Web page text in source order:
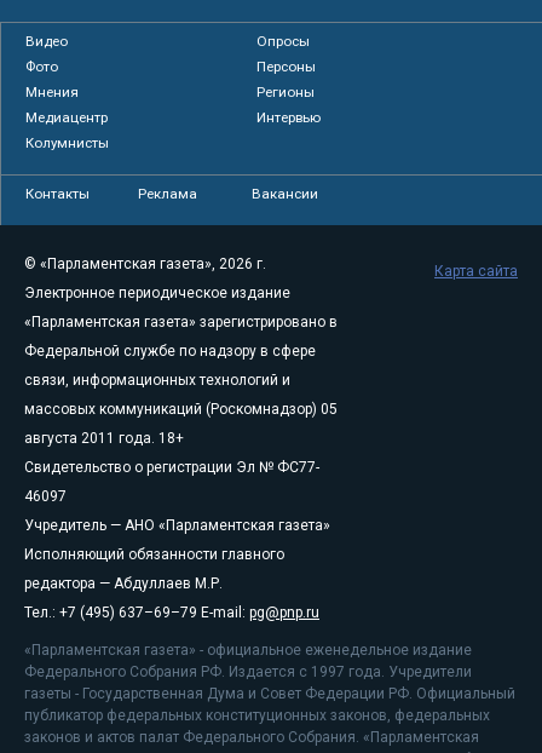
Видео
Опросы
Фото
Персоны
Мнения
Регионы
Медиацентр
Интервью
Колумнисты
Контакты Реклама Вакансии
© «Парламентская газета», 2026 г.
Электронное периодическое издание
«Парламентская газета» зарегистрировано в
Федеральной службе по надзору в сфере
связи, информационных технологий и
массовых коммуникаций (Роскомнадзор) 05
августа 2011 года. 18+
Свидетельство о регистрации Эл № ФС77-
46097
Учредитель — АНО «Парламентская газета»
Исполняющий обязанности главного
редактора — Абдуллаев М.Р.
Тел.: +7 (495) 637–69–79 E-mail: pg@pnp.ru
«Парламентская газета» - официальное еженедельное издание
Федерального Собрания РФ. Издается с 1997 года. Учредители
газеты - Государственная Дума и Совет Федерации РФ. Официальный
публикатор федеральных конституционных законов, федеральных
законов и актов палат Федерального Собрания. «Парламентская
Карта сайта